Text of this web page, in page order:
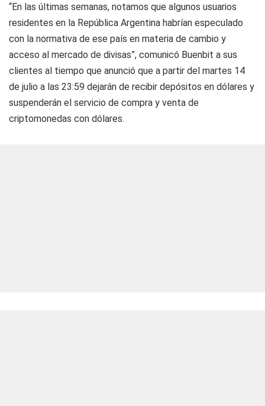
“En las últimas semanas, notamos que algunos usuarios
residentes en la República Argentina habrían especulado
con la normativa de ese país en materia de cambio y
acceso al mercado de divisas”, comunicó Buenbit a sus
clientes al tiempo que anunció que a partir del martes 14
de julio a las 23:59 dejarán de recibir depósitos en dólares y
suspenderán el servicio de compra y venta de
criptomonedas con dólares.